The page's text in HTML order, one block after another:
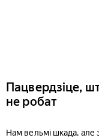
Пацвердзіце,
не робат
Нам вельмі шкада,